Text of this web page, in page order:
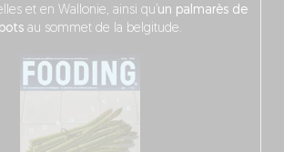
et en Wallonie, ainsi qu’ un palmarès de
au sommet de la belgitude.